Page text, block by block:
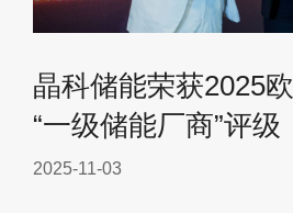
晶科储能荣获2025
“一级储能厂商”评级
2025-11-03